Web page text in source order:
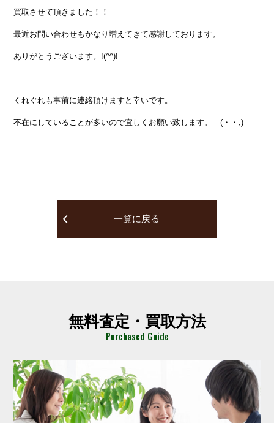
買取させて頂きました！！
最近お問い合わせもかなり増えてきて感謝しております。
ありがとうございます。!(^^)!
くれぐれも事前に連絡頂けますと幸いです。
不在にしていることが多いので宜しくお願い致します。 (・・;)
一覧に戻る
無料査定・買取方法
Purchased Guide